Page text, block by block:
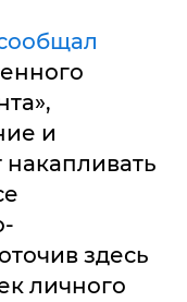
и
здесь
личного